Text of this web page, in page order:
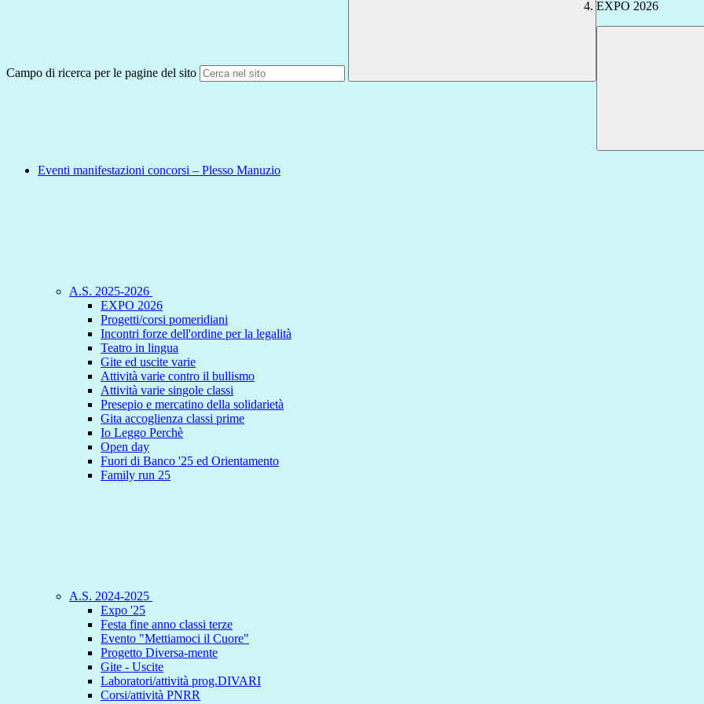
Campo di ricerca per le pagine del sito
EXPO 2026
Eventi manifestazioni concorsi – Plesso Manuzio
A.S. 2025-2026
EXPO 2026
Progetti/corsi pomeridiani
Incontri forze dell'ordine per la legalità
Teatro in lingua
Gite ed uscite varie
Attività varie contro il bullismo
Attività varie singole classi
Presepio e mercatino della solidarietà
Gita accoglienza classi prime
Io Leggo Perchè
Open day
Fuori di Banco '25 ed Orientamento
Family run 25
A.S. 2024-2025
Expo '25
Festa fine anno classi terze
Evento "Mettiamoci il Cuore"
Progetto Diversa-mente
Gite - Uscite
Laboratori/attività prog.DIVARI
Corsi/attività PNRR